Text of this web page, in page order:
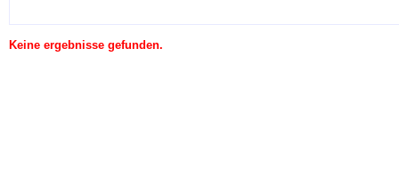
Keine ergebnisse gefunden.